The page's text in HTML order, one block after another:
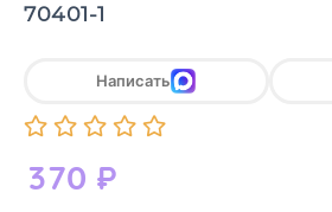
70401-1
370 ₽
Написать